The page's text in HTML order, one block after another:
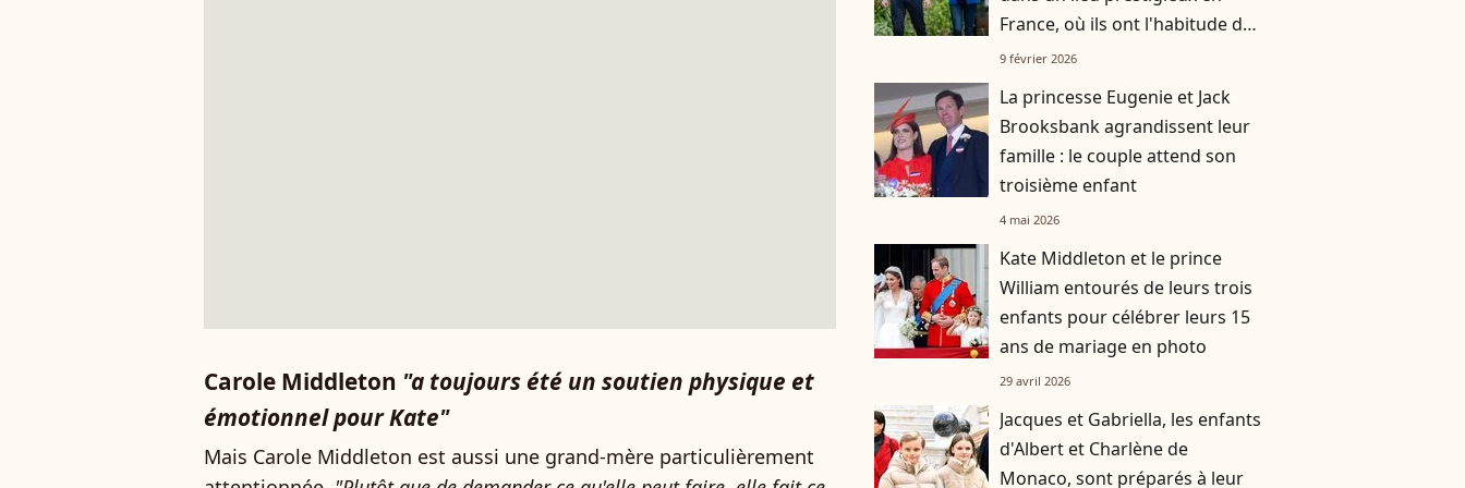
Carole Middleton "a toujours été un soutien physique et
émotionnel pour Kate"
Mais Carole Middleton est aussi une grand-mère particulièrement
France, où ils ont l'habitude de
se rendre avec leurs trois
9 février 2026
La princesse Eugenie et Jack
Brooksbank agrandissent leur
famille : le couple attend son
troisième enfant
4 mai 2026
Kate Middleton et le prince
William entourés de leurs trois
enfants pour célébrer leurs 15
ans de mariage en photo
29 avril 2026
Jacques et Gabriella, les enfants
d'Albert et Charlène de
Monaco, sont préparés à leur